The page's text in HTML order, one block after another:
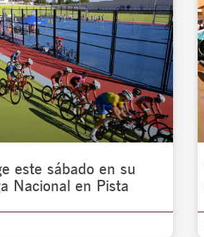
este sábado en su
Nacional en Pista